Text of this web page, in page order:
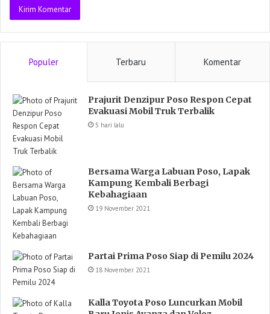
Populer Terbaru Komentar
Prajurit Denzipur Poso Respon Cepat
Evakuasi Mobil Truk Terbalik
5 hari lalu
Bersama Warga Labuan Poso, Lapak
Kampung Kembali Berbagi
Kebahagiaan
19 November 2021
Partai Prima Poso Siap di Pemilu 2024
18 November 2021
Kalla Toyota Poso Luncurkan Mobil